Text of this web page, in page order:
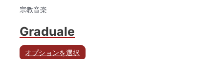
宗教音楽
Graduale
オプションを選択